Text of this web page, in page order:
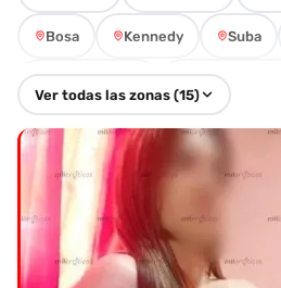
Bosa Kennedy Suba
Barrios Unidos Antonio Nariño
Tunjuelito Rafael Uribe Uribe
Los Mártires
Ver todas las zonas (15)